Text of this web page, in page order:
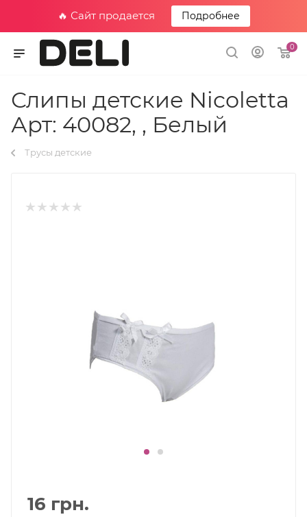
🔥 Сайт продается Подробнее
0
Слипы детские Nicoletta
Арт: 40082, , Белый
Трусы детские
16 грн.